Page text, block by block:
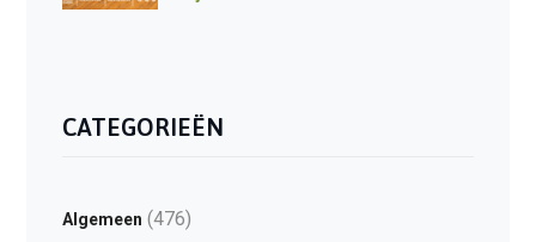
CATEGORIEËN
Algemeen (476)